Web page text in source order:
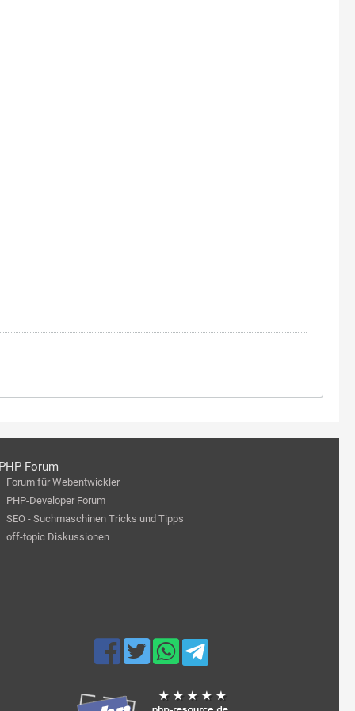
Forum
Forum für Webentwickler
PHP-Developer Forum
SEO - Suchmaschinen Tricks und Tipps
off-topic Diskussionen